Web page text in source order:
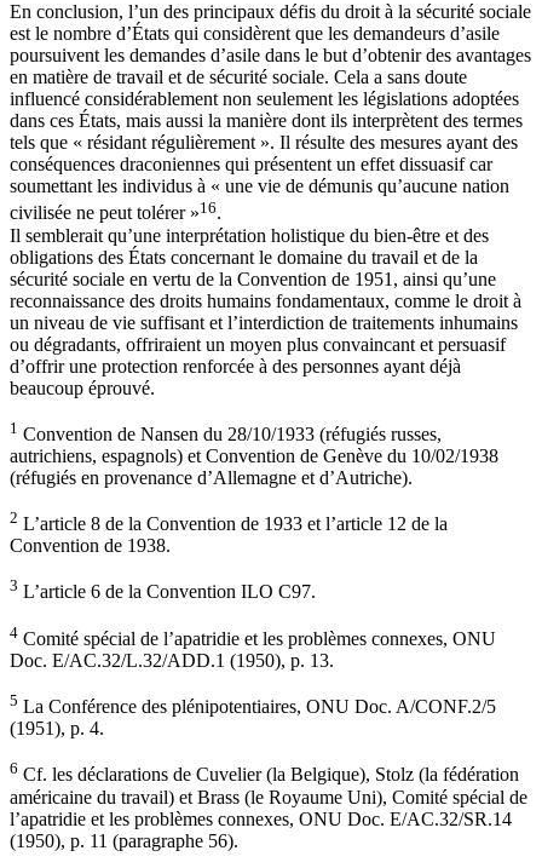
En conclusion, l’un des principaux défis du droit à la sécurité sociale
est le nombre d’États qui considèrent que les demandeurs d’asile
poursuivent les demandes d’asile dans le but d’obtenir des avantages
en matière de travail et de sécurité sociale. Cela a sans doute
influencé considérablement non seulement les législations adoptées
dans ces États, mais aussi la manière dont ils interprètent des termes
tels que « résidant régulièrement ». Il résulte des mesures ayant des
conséquences draconiennes qui présentent un effet dissuasif car
soumettant les individus à « une vie de démunis qu’aucune nation
civilisée ne peut tolérer »16.
Il semblerait qu’une interprétation holistique du bien-être et des
obligations des États concernant le domaine du travail et de la
sécurité sociale en vertu de la Convention de 1951, ainsi qu’une
reconnaissance des droits humains fondamentaux, comme le droit à
un niveau de vie suffisant et l’interdiction de traitements inhumains
ou dégradants, offriraient un moyen plus convaincant et persuasif
d’offrir une protection renforcée à des personnes ayant déjà
beaucoup éprouvé.
1 Convention de Nansen du 28/10/1933 (réfugiés russes,
autrichiens, espagnols) et Convention de Genève du 10/02/1938
(réfugiés en provenance d’Allemagne et d’Autriche).
2 L’article 8 de la Convention de 1933 et l’article 12 de la
Convention de 1938.
3 L’article 6 de la Convention ILO C97.
4 Comité spécial de l’apatridie et les problèmes connexes, ONU
Doc. E/AC.32/L.32/ADD.1 (1950), p. 13.
5 La Conférence des plénipotentiaires, ONU Doc. A/CONF.2/5
(1951), p. 4.
6 Cf. les déclarations de Cuvelier (la Belgique), Stolz (la fédération
américaine du travail) et Brass (le Royaume Uni), Comité spécial de
l’apatridie et les problèmes connexes, ONU Doc. E/AC.32/SR.14
(1950), p. 11 (paragraphe 56).